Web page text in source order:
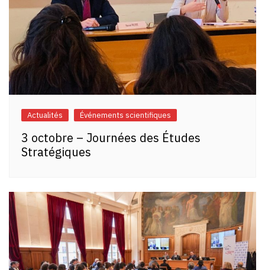
Actualités Événements scientifiques
3 octobre – Journées des Études
Stratégiques